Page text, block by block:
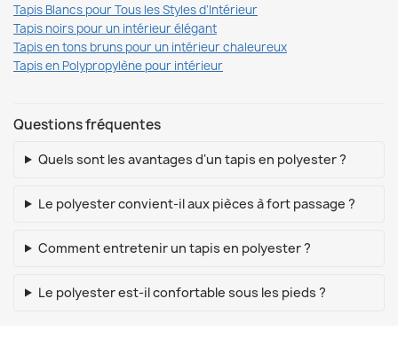
Tapis Blancs pour Tous les Styles d’Intérieur
Tapis noirs pour un intérieur élégant
Tapis en tons bruns pour un intérieur chaleureux
Tapis en Polypropylène pour intérieur
Questions fréquentes
Quels sont les avantages d'un tapis en polyester ?
Le polyester convient-il aux pièces à fort passage ?
Comment entretenir un tapis en polyester ?
Le polyester est-il confortable sous les pieds ?